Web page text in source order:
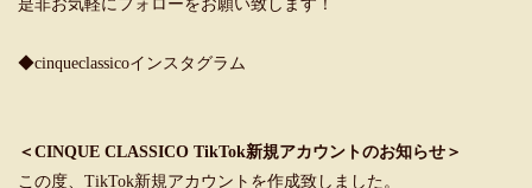
是非お気軽にフォローをお願い致します！
◆cinqueclassicoインスタグラム
＜CINQUE CLASSICO TikTok新規アカウントのお知らせ＞
この度、TikTok新規アカウントを作成致しました。